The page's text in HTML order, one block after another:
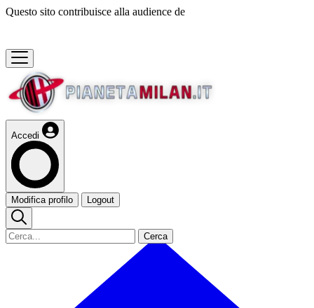
Questo sito contribuisce alla audience de
Accedi
Modifica profilo Logout
Cerca